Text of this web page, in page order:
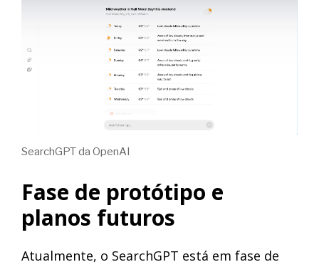
SearchGPT da OpenAI
Fase de protótipo e
planos futuros
Atualmente, o SearchGPT está em fase de